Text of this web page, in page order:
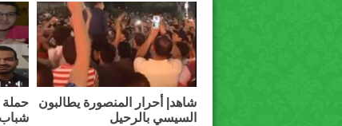
شاهد| أحرار المنصورة يطالبون
السيسي بالرحيل
حملة
شباب